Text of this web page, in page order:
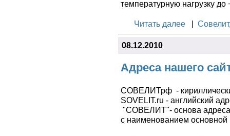
средне-температурных
Читать далее|Совелит
СОВЕЛИТрф -
SOVELIT.ru - английский
"СОВЕЛИТ"- основа адреса